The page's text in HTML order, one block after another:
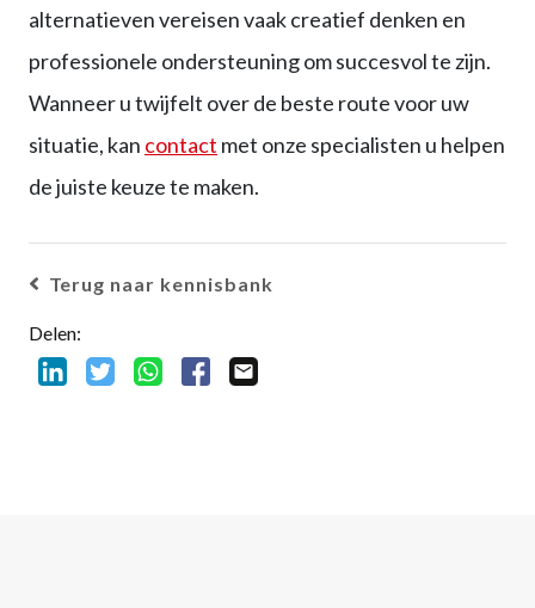
alternatieven vereisen vaak creatief denken en
professionele ondersteuning om succesvol te zijn.
Wanneer u twijfelt over de beste route voor uw
situatie, kan contact met onze specialisten u helpen
de juiste keuze te maken.
Terug naar kennisbank
Delen: